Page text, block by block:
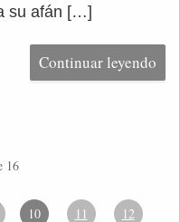
su afán […]
Continuar leyendo
16
10 11 12